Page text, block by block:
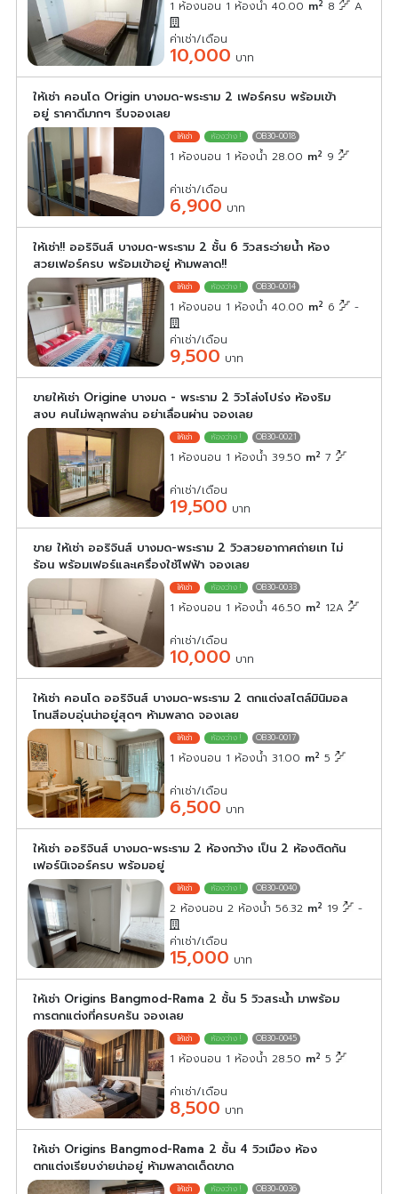
1 ห้องนอน 1 ห้องน้ำ 40.00 m2 8 A
ค่าเช่า/เดือน
10,000 บาท
ให้เช่า คอนโด Origin บางมด-พระราม 2 เฟอร์ครบ พร้อมเข้า
อยู่ ราคาดีมากๆ รีบจองเลย
OB30-0018
1 ห้องนอน 1 ห้องน้ำ 28.00 m2 9
ค่าเช่า/เดือน
6,900 บาท
ให้เช่า!! ออริจินส์ บางมด-พระราม 2 ชั้น 6 วิวสระว่ายน้ำ ห้อง
สวยเฟอร์ครบ พร้อมเข้าอยู่ ห้ามพลาด!!
OB30-0014
1 ห้องนอน 1 ห้องน้ำ 40.00 m2 6 -
ค่าเช่า/เดือน
9,500 บาท
ขายให้เช่า Origine บางมด - พระราม 2 วิวโล่งโปร่ง ห้องริม
สงบ คนไม่พลุกพล่าน อย่าเลื่อนผ่าน จองเลย
OB30-0021
1 ห้องนอน 1 ห้องน้ำ 39.50 m2 7
ค่าเช่า/เดือน
19,500 บาท
ขาย ให้เช่า ออริจินส์ บางมด-พระราม 2 วิวสวยอากาศถ่ายเท ไม่
ร้อน พร้อมเฟอร์และเครื่องใช้ไฟฟ้า จองเลย
OB30-0033
1 ห้องนอน 1 ห้องน้ำ 46.50 m2 12A
ค่าเช่า/เดือน
10,000 บาท
ให้เช่า คอนโด ออริจินส์ บางมด-พระราม 2 ตกแต่งสไตล์มินิมอล
โทนสีอบอุ่นน่าอยู่สุดๆ ห้ามพลาด จองเลย
OB30-0017
1 ห้องนอน 1 ห้องน้ำ 31.00 m2 5
ค่าเช่า/เดือน
6,500 บาท
ให้เช่า ออริจินส์ บางมด-พระราม 2 ห้องกว้าง เป็น 2 ห้องติดกัน
เฟอร์นิเจอร์ครบ พร้อมอยู่
OB30-0040
2 ห้องนอน 2 ห้องน้ำ 56.32 m2 19 -
ค่าเช่า/เดือน
15,000 บาท
ให้เช่า Origins Bangmod-Rama 2 ชั้น 5 วิวสระน้ำ มาพร้อม
การตกแต่งที่ครบครัน จองเลย
OB30-0045
1 ห้องนอน 1 ห้องน้ำ 28.50 m2 5
ค่าเช่า/เดือน
8,500 บาท
ให้เช่า Origins Bangmod-Rama 2 ชั้น 4 วิวเมือง ห้อง
ตกแต่งเรียบง่ายน่าอยู่ ห้ามพลาดเด็ดขาด
OB30-0036